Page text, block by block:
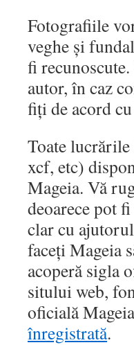
Fotografiile
veghe și
fi
autor, în caz
fiți de acord
Toate
xcf, etc)
Mageia. Vă
deoarece pot
clar cu
faceți Mageia
acoperă sigla
sitului web,
oficială
înregistrată.